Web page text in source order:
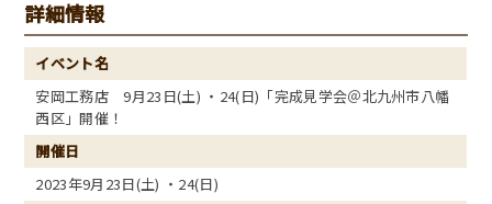
詳細情報
イベント名
安岡工務店 9月23日(土) ・24(日)「完成見学会＠北九州市八幡
西区」開催！
開催日
2023年9月23日(土) ・24(日)